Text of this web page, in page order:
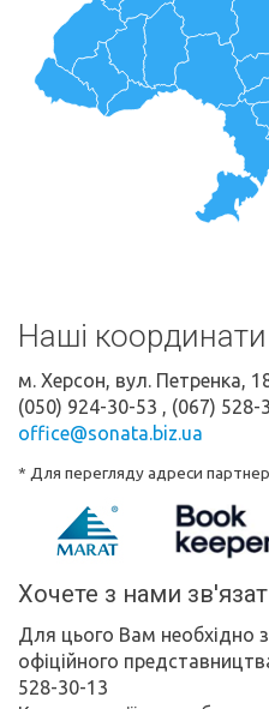
Наші координати
м. Херсон, вул. Петренка,
(050) 924-30-53 , (067) 528-
office@sonata.biz.ua
* Для перегляду адреси
Хочете з нами
Для цього Вам необхідно
офіційного
528-30-13